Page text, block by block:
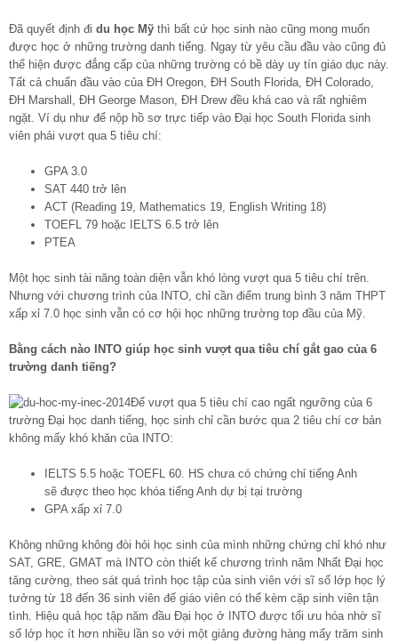
Đã quyết định đi du học Mỹ thì bất cứ học sinh nào cũng mong muốn
được học ở những trường danh tiếng. Ngay từ yêu cầu đầu vào cũng đủ
thể hiện được đẳng cấp của những trường có bề dày uy tín giáo dục này.
Tất cả chuẩn đầu vào của ĐH Oregon, ĐH South Florida, ĐH Colorado,
ĐH Marshall, ĐH George Mason, ĐH Drew đều khá cao và rất nghiêm
ngặt. Ví dụ như để nộp hồ sơ trực tiếp vào Đại học South Florida sinh
viên phải vượt qua 5 tiêu chí:
GPA 3.0
SAT 440 trở lên
ACT (Reading 19, Mathematics 19, English Writing 18)
TOEFL 79 hoặc IELTS 6.5 trở lên
PTEA
Một học sinh tài năng toàn diện vẫn khó lòng vượt qua 5 tiêu chí trên.
Nhưng với chương trình của INTO, chỉ cần điểm trung bình 3 năm THPT
xấp xỉ 7.0 học sinh vẫn có cơ hội học những trường top đầu của Mỹ.
Bằng cách nào INTO giúp học sinh vượt qua tiêu chí gắt gao của 6
trường danh tiếng?
Để vượt qua 5 tiêu chí cao ngất ngưỡng của 6
trường Đại học danh tiếng, học sinh chỉ cần bước qua 2 tiêu chí cơ bản
không mấy khó khăn của INTO:
IELTS 5.5 hoặc TOEFL 60. HS chưa có chứng chỉ tiếng Anh
sẽ được theo học khóa tiếng Anh dự bị tại trường
GPA xấp xỉ 7.0
Không những không đòi hỏi học sinh của mình những chứng chỉ khó như
SAT, GRE, GMAT mà INTO còn thiết kế chương trình năm Nhất Đại học
tăng cường, theo sát quá trình học tập của sinh viên với sĩ số lớp học lý
tưởng từ 18 đến 36 sinh viên để giáo viên có thể kèm cặp sinh viên tận
tình. Hiệu quả học tập năm đầu Đại học ở INTO được tối ưu hóa nhờ sĩ
số lớp học ít hơn nhiều lần so với một giảng đường hàng mấy trăm sinh